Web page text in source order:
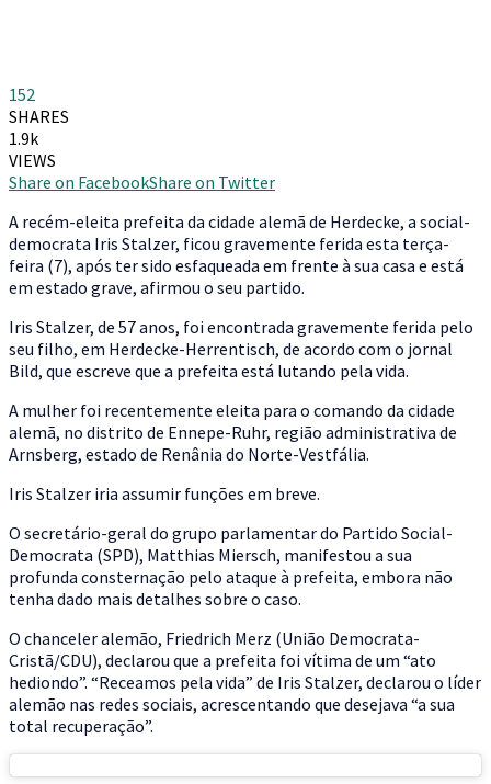
152
SHARES
1.9k
VIEWS
Share on FacebookShare on Twitter
A recém-eleita prefeita da cidade alemã de Herdecke, a social-
democrata Iris Stalzer, ficou gravemente ferida esta terça-
feira (7), após ter sido esfaqueada em frente à sua casa e está
em estado grave, afirmou o seu partido.
Iris Stalzer, de 57 anos, foi encontrada gravemente ferida pelo
seu filho, em Herdecke-Herrentisch, de acordo com o jornal
Bild, que escreve que a prefeita está lutando pela vida.
A mulher foi recentemente eleita para o comando da cidade
alemã, no distrito de Ennepe-Ruhr, região administrativa de
Arnsberg, estado de Renânia do Norte-Vestfália.
Iris Stalzer iria assumir funções em breve.
O secretário-geral do grupo parlamentar do Partido Social-
Democrata (SPD), Matthias Miersch, manifestou a sua
profunda consternação pelo ataque à prefeita, embora não
tenha dado mais detalhes sobre o caso.
O chanceler alemão, Friedrich Merz (União Democrata-
Cristã/CDU), declarou que a prefeita foi vítima de um “ato
hediondo”. “Receamos pela vida” de Iris Stalzer, declarou o líder
alemão nas redes sociais, acrescentando que desejava “a sua
total recuperação”.